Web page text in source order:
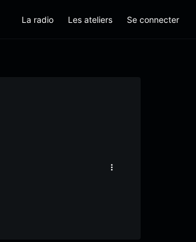
La radio Les ateliers Se connecter